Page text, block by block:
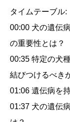
タイムテーブル:
00:00 犬の遺伝
の重要性とは？
00:35 特定の犬
結びつけるべき
01:06 遺伝病を
01:37 犬の遺伝